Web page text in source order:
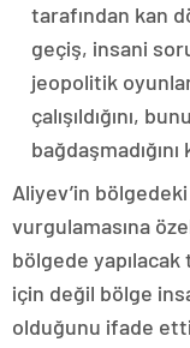
tarafından kan
geçiş, insani
jeopolitik
çalışıldığını,
Aliyev’in
vurgulamasına
bölgede yapılacak
için değil bölge
olduğunu ifade etti.